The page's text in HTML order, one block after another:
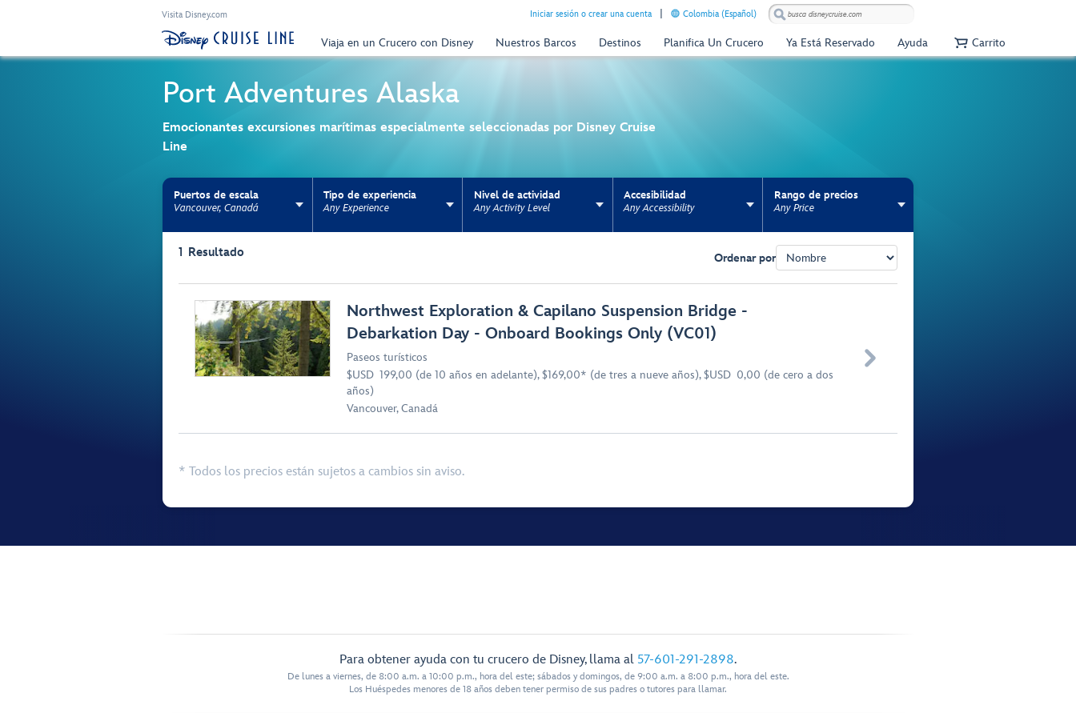
Visita Disney.com Iniciar sesión o crear una cuenta Colombia (Español)
Viaja en un Crucero con Disney Nuestros Barcos Destinos Planifica Un Crucero Ya Está Reservado Ayuda Carrito
Port Adventures Alaska
Emocionantes excursiones marítimas especialmente seleccionadas por Disney Cruise
Line
Puertos de escala
Vancouver, Canadá
Tipo de experiencia
Any Experience
Nivel de actividad
Any Activity Level
Accesibilidad
Any Accessibility
Rango de precios
Any Price
1 Resultado Ordenar por
Browse list
Northwest Exploration & Capilano Suspension Bridge -
Debarkation Day - Onboard Bookings Only (VC01)
Paseos turísticos
$USD 199,00 (de 10 años en adelante), $169,00* (de tres a nueve años), $USD 0,00 (de cero a dos
años)
Vancouver, Canadá

* Todos los precios están sujetos a cambios sin aviso.
Para obtener ayuda con tu crucero de Disney, llama al 57-601-291-2898.
De lunes a viernes, de 8:00 a.m. a 10:00 p.m., hora del este; sábados y domingos, de 9:00 a.m. a 8:00 p.m., hora del este.
Los Huéspedes menores de 18 años deben tener permiso de sus padres o tutores para llamar.